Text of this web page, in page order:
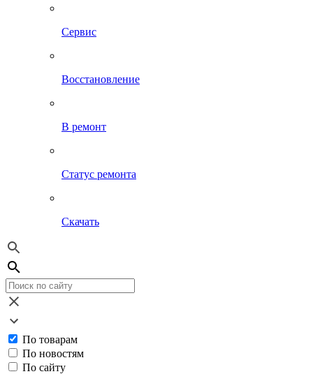
Сервис
Восстановление
В ремонт
Статус ремонта
Скачать
По товарам
По новостям
По сайту